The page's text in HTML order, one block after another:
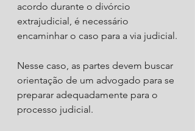
acordo durante o divórcio
extrajudicial, é necessário
encaminhar o caso para a via judicial.
Nesse caso, as partes devem buscar
orientação de um advogado para se
preparar adequadamente para o
processo judicial.